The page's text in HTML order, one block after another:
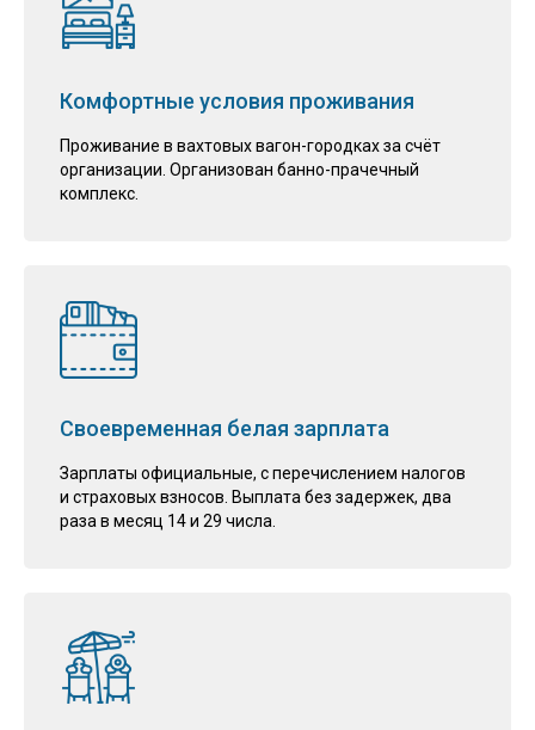
Комфортные условия проживания
Проживание в вахтовых вагон-городках за счёт
организации. Организован банно-прачечный
комплекс.
Своевременная белая зарплата
Зарплаты официальные, с перечислением налогов
и страховых взносов. Выплата без задержек, два
раза в месяц 14 и 29 числа.